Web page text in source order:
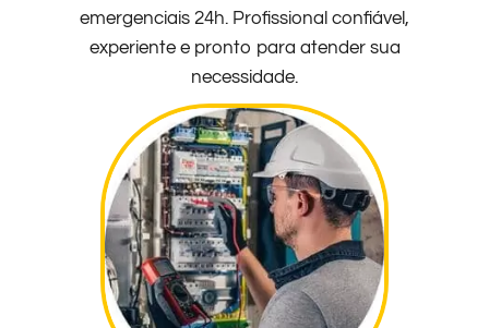
emergenciais 24h. Profissional confiável,
experiente e pronto para atender sua
necessidade.